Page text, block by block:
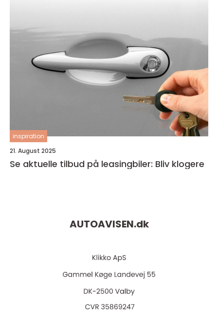
inspiration
21. August 2025
Se aktuelle tilbud på leasingbiler: Bliv klogere
AUTOAVISEN.dk